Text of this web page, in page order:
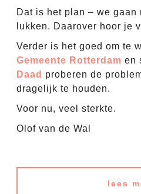
Dat is het plan – we
lukken. Daarover hoor je
Verder is het goed om te
Gemeente Rotterdam en
Daad proberen de
dragelijk te houden.
Voor nu, veel sterkte.
Olof van de Wal
lees